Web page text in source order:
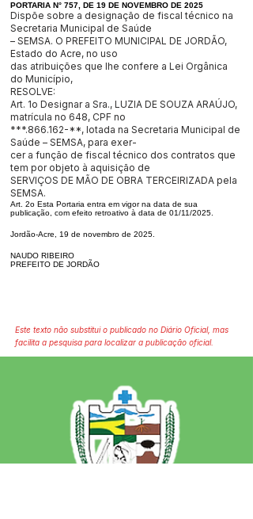
PORTARIA N° 757, DE 19 DE NOVEMBRO DE 2025
Dispõe sobre a designação de fiscal técnico na
Secretaria Municipal de Saúde
– SEMSA. O PREFEITO MUNICIPAL DE JORDÃO,
Estado do Acre, no uso
das atribuições que lhe confere a Lei Orgânica
do Município,
RESOLVE:
Art. 1o Designar a Sra., LUZIA DE SOUZA ARAÚJO,
matrícula no 648, CPF no
***.866.162-**, lotada na Secretaria Municipal de
Saúde – SEMSA, para exer-
cer a função de fiscal técnico dos contratos que
tem por objeto à aquisição de
SERVIÇOS DE MÃO DE OBRA TERCEIRIZADA pela
SEMSA.
Art. 2o Esta Portaria entra em vigor na data de sua
publicação, com efeito retroativo à data de 01/11/2025.
Jordão-Acre, 19 de novembro de 2025.
NAUDO RIBEIRO
PREFEITO DE JORDÃO
Este texto não substitui o publicado no Diário Oficial, mas
facilita a pesquisa para localizar a publicação oficial.